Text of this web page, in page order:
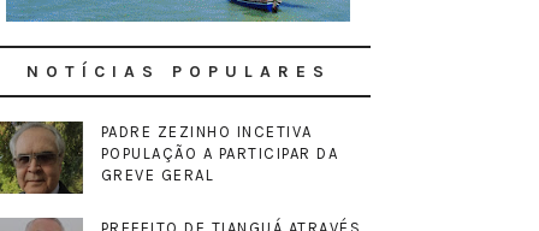
NOTÍCIAS POPULARES
PADRE ZEZINHO INCETIVA
POPULAÇÃO A PARTICIPAR DA
GREVE GERAL